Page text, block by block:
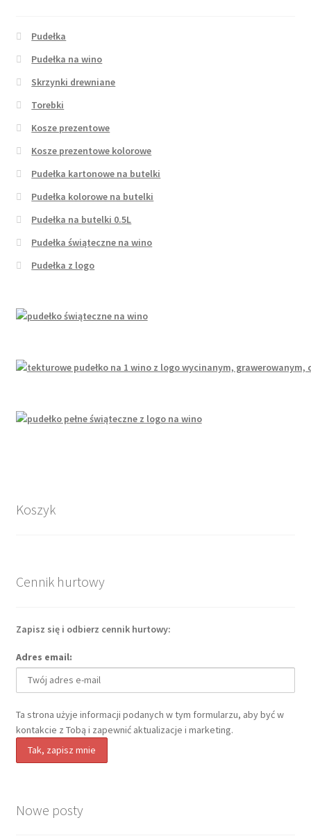
Pudełka
Pudełka na wino
Skrzynki drewniane
Torebki
Kosze prezentowe
Kosze prezentowe kolorowe
Pudełka kartonowe na butelki
Pudełka kolorowe na butelki
Pudełka na butelki 0.5L
Pudełka świąteczne na wino
Pudełka z logo
Koszyk
Cennik hurtowy
Zapisz się i odbierz cennik hurtowy:
Adres email:
Ta strona użyje informacji podanych w tym formularzu, aby być w
kontakcie z Tobą i zapewnić aktualizacje i marketing.
Nowe posty